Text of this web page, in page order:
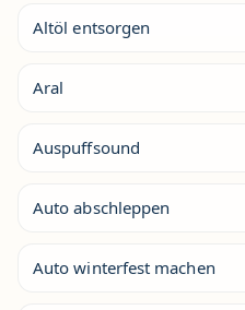
Altöl entsorgen
Aral
Auspuffsound
Auto abschleppen
Auto winterfest machen